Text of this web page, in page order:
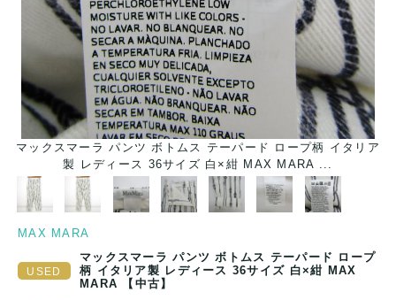
マックスマーラ パンツ ボトムス テーパード ロープ柄 イタリア
製 レディース 36サイズ 白×紺 MAX MARA ...
MAX MARA
マックスマーラ パンツ ボトムス テーパード ロープ
柄 イタリア製 レディース 36サイズ 白×紺 MAX
MARA 【中古】